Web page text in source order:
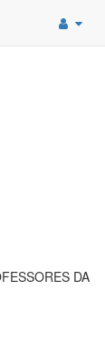
DA